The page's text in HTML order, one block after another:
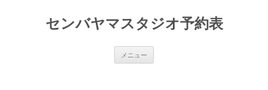
センバヤマスタジオ予約表
メニュー